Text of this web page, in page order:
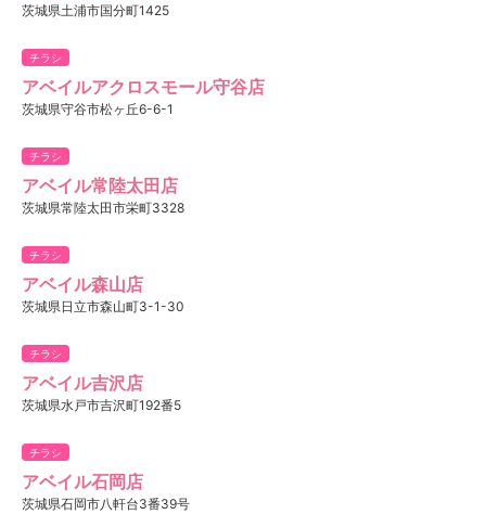
茨城県土浦市国分町1425
チラシ
アベイルアクロスモール守谷店
茨城県守谷市松ヶ丘6-6-1
チラシ
アベイル常陸太田店
茨城県常陸太田市栄町3328
チラシ
アベイル森山店
茨城県日立市森山町3-1-30
チラシ
アベイル吉沢店
茨城県水戸市吉沢町192番5
チラシ
アベイル石岡店
茨城県石岡市八軒台3番39号